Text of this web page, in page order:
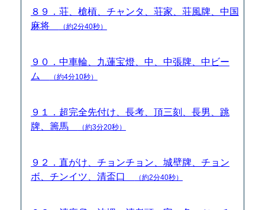
８９．荘、槍槓、チャンタ、荘家、荘風牌、中国
麻将
（約2分40秒）
９０．中車輪、九蓮宝燈、中、中張牌、中ビー
ム
（約4分10秒）
９１．超完全先付け、長考、頂三刻、長男、跳
牌、籌馬
（約3分20秒）
９２．直がけ、チョンチョン、城壁牌、チョン
ボ、チンイツ、清盃口
（約2分40秒）